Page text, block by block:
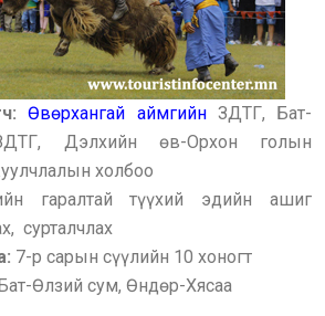
Өвөрхангай аймгийнЗДТГ, Бат-
Дэлхийн өв-Орхон голын
холбоо
гаралтай түүхий эдийн ашиг
сурталчлах
7-р сарын сүүлийн 10 хоногт
Өлзий сум, Өндөр-Хясаа